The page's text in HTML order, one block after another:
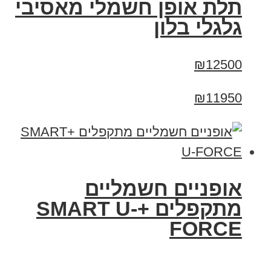
תלת אופן חשמלי מאסיבי
גלגלי בלון
₪12500
₪11950
אופניים חשמליים
מתקפלים +SMART U-
FORCE